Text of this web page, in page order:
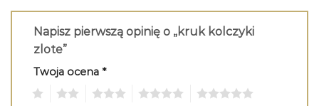
Napisz pierwszą opinię o „kruk kolczyki
zlote”
Twoja ocena *